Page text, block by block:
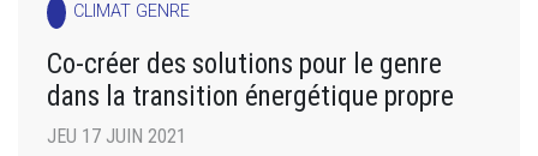
CLIMAT GENRE
Co-créer des solutions pour le genre
dans la transition énergétique propre
JEU 17 JUIN 2021